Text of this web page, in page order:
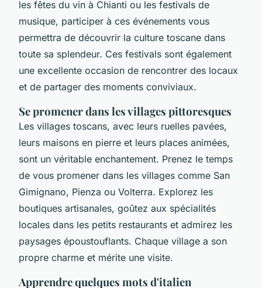
les fêtes du vin à Chianti ou les festivals de
musique, participer à ces événements vous
permettra de découvrir la culture toscane dans
toute sa splendeur. Ces festivals sont également
une excellente occasion de rencontrer des locaux
et de partager des moments conviviaux.
Se promener dans les villages pittoresques
Les villages toscans, avec leurs ruelles pavées,
leurs maisons en pierre et leurs places animées,
sont un véritable enchantement. Prenez le temps
de vous promener dans les villages comme San
Gimignano, Pienza ou Volterra. Explorez les
boutiques artisanales, goûtez aux spécialités
locales dans les petits restaurants et admirez les
paysages époustouflants. Chaque village a son
propre charme et mérite une visite.
Apprendre quelques mots d'italien